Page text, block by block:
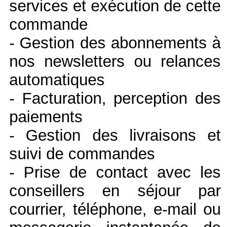
services et exécution de cette
commande
- Gestion des abonnements à
nos newsletters ou relances
automatiques
- Facturation, perception des
paiements
- Gestion des livraisons et
suivi de commandes
- Prise de contact avec les
conseillers en séjour par
courrier, téléphone, e-mail ou